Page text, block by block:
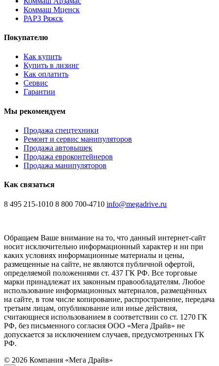
Коммаш Мценск
РАРЗ Ряжск
Покупателю
Как купить
Купить в лизинг
Как оплатить
Сервис
Гарантии
Мы рекомендуем
Продажа спецтехники
Ремонт и сервис манипуляторов
Продажа автовышек
Продажа евроконтейнеров
Продажа манипуляторов
Как связаться
8 495 215-1010 8 800 700-4710 info@megadrive.ru
Обращаем Ваше внимание на то, что данный интернет-сайт
носит исключительно информационный характер и ни при
каких условиях информационные материалы и цены,
размещенные на сайте, не являются публичной офертой,
определяемой положениями ст. 437 ГК РФ. Все торговые
марки принадлежат их законным правообладателям. Любое
использование информационных материалов, размещённых
на сайте, в том числе копирование, распространение, передача
третьим лицам, опубликование или иные действия,
считающиеся использованием в соответствии со ст. 1270 ГК
РФ, без письменного согласия ООО «Мега Драйв» не
допускается за исключением случаев, предусмотренных ГК
РФ.
© 2026 Компания «Мега Драйв»